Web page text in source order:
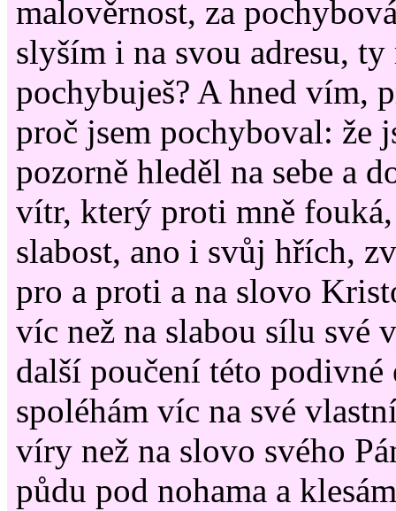
malověrnost, za
slyším i na svou adresu,
pochybuješ? A hned vím,
proč jsem pochyboval: že
pozorně hleděl na sebe a
vítr, který proti mně
slabost, ano i svůj hřích,
pro a proti a na slovo
víc než na slabou sílu své
další poučení této
spoléhám víc na své
víry než na slovo svého
půdu pod nohama a